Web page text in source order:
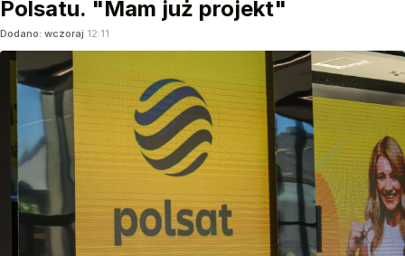
Polsatu. "Mam już projekt"
Dodano: wczoraj 12:11